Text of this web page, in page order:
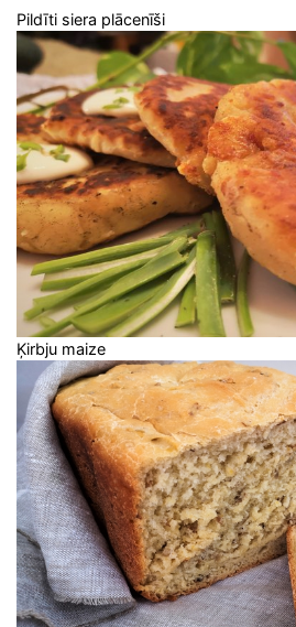
Pildīti siera plācenīši
Ķirbju maize